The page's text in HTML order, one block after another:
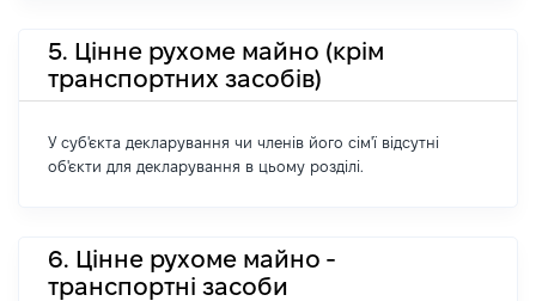
5. Цінне рухоме майно (крім
транспортних засобів)
У суб'єкта декларування чи членів його сім'ї відсутні
об'єкти для декларування в цьому розділі.
6. Цінне рухоме майно -
транспортні засоби